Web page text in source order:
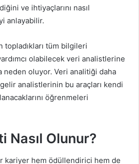
ve ihtiyaçlarını nasıl
anlayabilir.
tüm bilgileri
olabilecek veri analistlerine
neden oluyor. Veri analitiği daha
analistlerinin bu araçları kendi
öğrenmeleri
Nasıl Olunur?
kariyer hem ödüllendirici hem de